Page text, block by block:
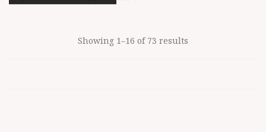
Showing 1–16 of 73 results